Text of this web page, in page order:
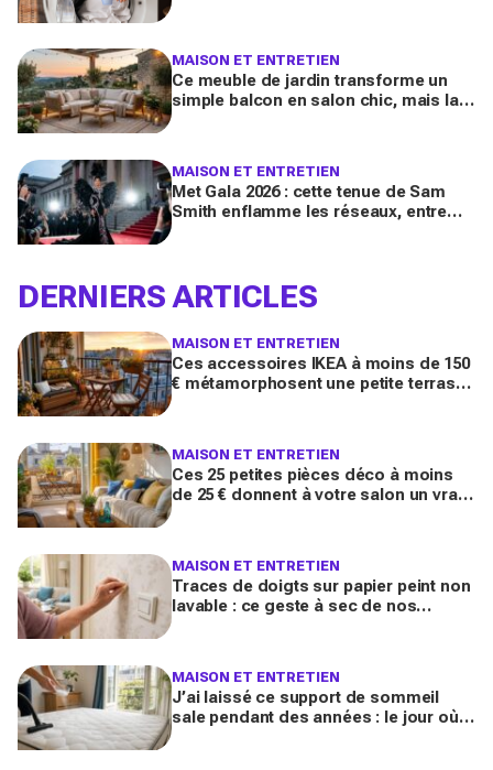
MAISON ET ENTRETIEN
Ce meuble de jardin transforme un
simple balcon en salon chic, mais la
MAISON ET ENTRETIEN
Met Gala 2026 : cette tenue de Sam
Smith enflamme les réseaux, entre
DERNIERS ARTICLES
MAISON ET ENTRETIEN
Ces accessoires IKEA à moins de 150
€ métamorphosent une petite terrasse
MAISON ET ENTRETIEN
Ces 25 petites pièces déco à moins
de 25 € donnent à votre salon un vrai
MAISON ET ENTRETIEN
Traces de doigts sur papier peint non
lavable : ce geste à sec de nos
MAISON ET ENTRETIEN
J’ai laissé ce support de sommeil
sale pendant des années : le jour où